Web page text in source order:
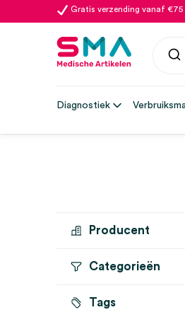
Gratis verzending vanaf €75
Diagnostiek
Producent
MICROLIFE (52)
Categorieën
Bloeddrukmeters
Tags